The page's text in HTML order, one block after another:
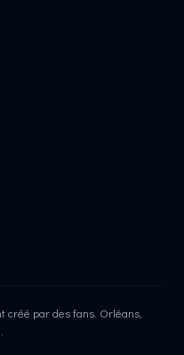
par des fans. Orléans,